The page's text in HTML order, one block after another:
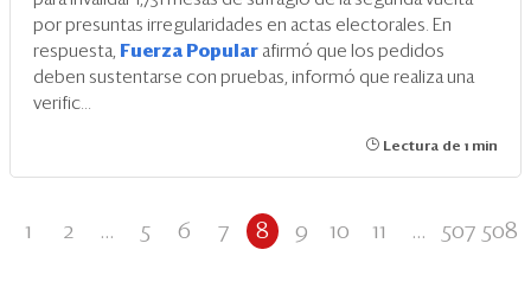
por presuntas irregularidades en actas electorales. En
respuesta, Fuerza Popular afirmó que los pedidos
deben sustentarse con pruebas, informó que realiza una
verific...
Lectura de 1 min
1 2 ... 5 6 7 8 9 10 11 ... 507 508